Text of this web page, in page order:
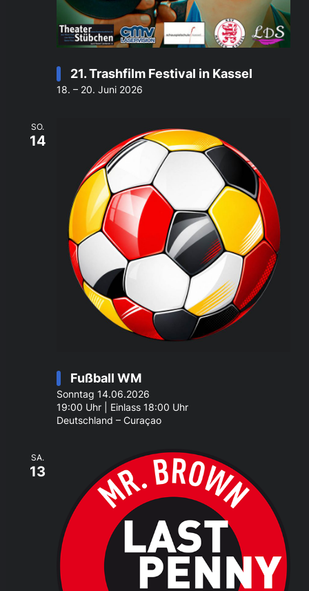
21. Trashfilm Festival in Kassel
18. – 20. Juni 2026
SO.
14
Fußball WM
Sonntag 14.06.2026
19:00 Uhr | Einlass 18:00 Uhr
Deutschland – Curaçao
SA.
13